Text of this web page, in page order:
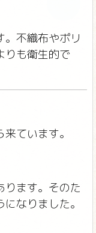
不織布やポリ
りも衛生的で
ています。
ります。そのた
なりました。